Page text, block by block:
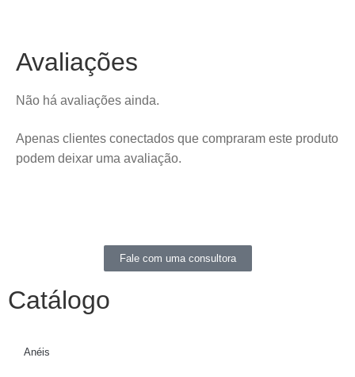
Avaliações
Não há avaliações ainda.
Apenas clientes conectados que compraram este produto
podem deixar uma avaliação.
Fale com uma consultora
Catálogo
Anéis